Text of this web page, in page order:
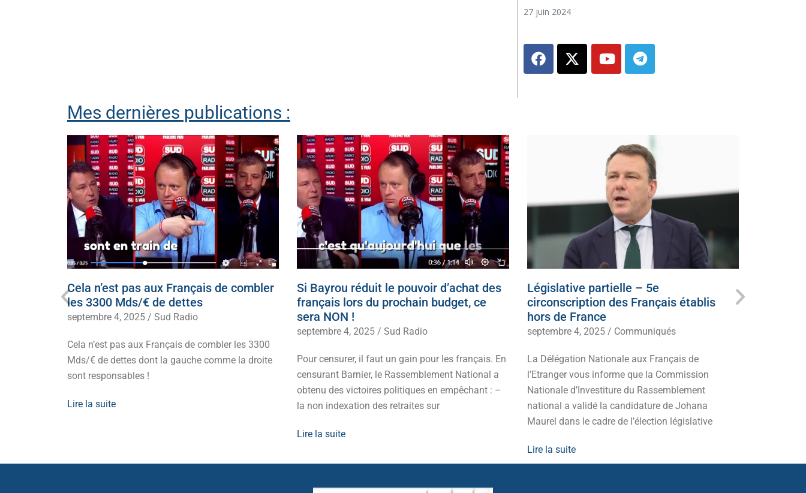
27 juin 2024
Mes dernières publications :
Cela n’est pas aux Français de combler
les 3300 Mds/€ de dettes
septembre 4, 2025 / Sud Radio
Cela n’est pas aux Français de combler les 3300
Mds/€ de dettes dont la gauche comme la droite
sont responsables !
Lire la suite
Si Bayrou réduit le pouvoir d’achat des
français lors du prochain budget, ce
sera NON !
septembre 4, 2025 / Sud Radio
Pour censurer, il faut un gain pour les français. En
censurant Barnier, le Rassemblement National a
obtenu des victoires politiques en empêchant : –
la non indexation des retraites sur
Lire la suite
Législative partielle – 5e
circonscription des Français établis
hors de France
septembre 4, 2025 / Communiqués
La Délégation Nationale aux Français de
l’Etranger vous informe que la Commission
Nationale d’Investiture du Rassemblement
national a validé la candidature de Johana
Maurel dans le cadre de l’élection législative
Lire la suite